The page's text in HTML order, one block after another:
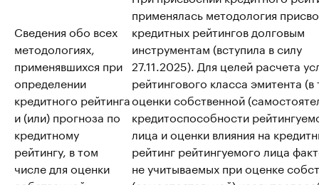
Сведения обо всех
методологиях,
применявшихся при
определении
кредитного рейтинга
и (или) прогноза по
кредитному
рейтингу, в том
числе для оценки
применялась методология
кредитных рейтингов долговым
инструментам (вступила в силу
27.11.2025). Для целей расчета
рейтингового класса эмитента (в
оценки собственной
кредитоспособности
лица и оценки влияния на
рейтинг рейтингуемого лица
не учитываемых при оценке